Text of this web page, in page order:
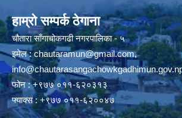
हाम्रो सम्पर्क ठेगाना
चौतारा साँगाचोकगढी नगरपालिका - ५
इमेल :chautaramun@gmail.com,
फोन : +९७७ ०११-६२०३१३
फ्याक्स : +९७७ ०११-६२००४७